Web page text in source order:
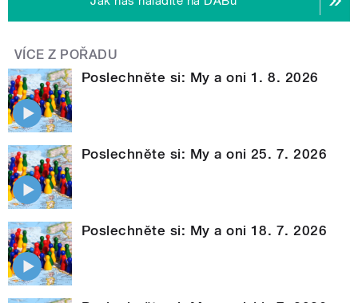
VÍCE Z POŘADU
Poslechněte si: My a oni 1. 8. 2026
Poslechněte si: My a oni 25. 7. 2026
Poslechněte si: My a oni 18. 7. 2026